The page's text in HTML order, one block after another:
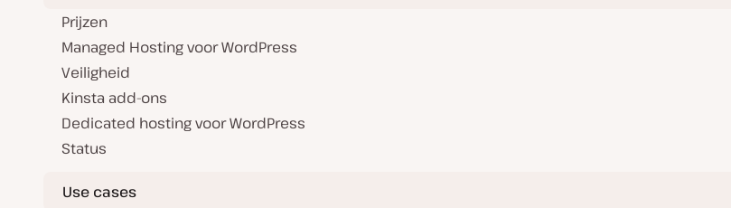
Prijzen
Managed Hosting voor WordPress
Veiligheid
Kinsta add-ons
Dedicated hosting voor WordPress
Status
Use cases